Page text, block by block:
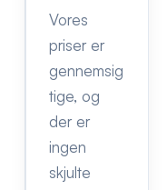
Vores
priser er
gennemsig
tige, og
der er
ingen
skjulte